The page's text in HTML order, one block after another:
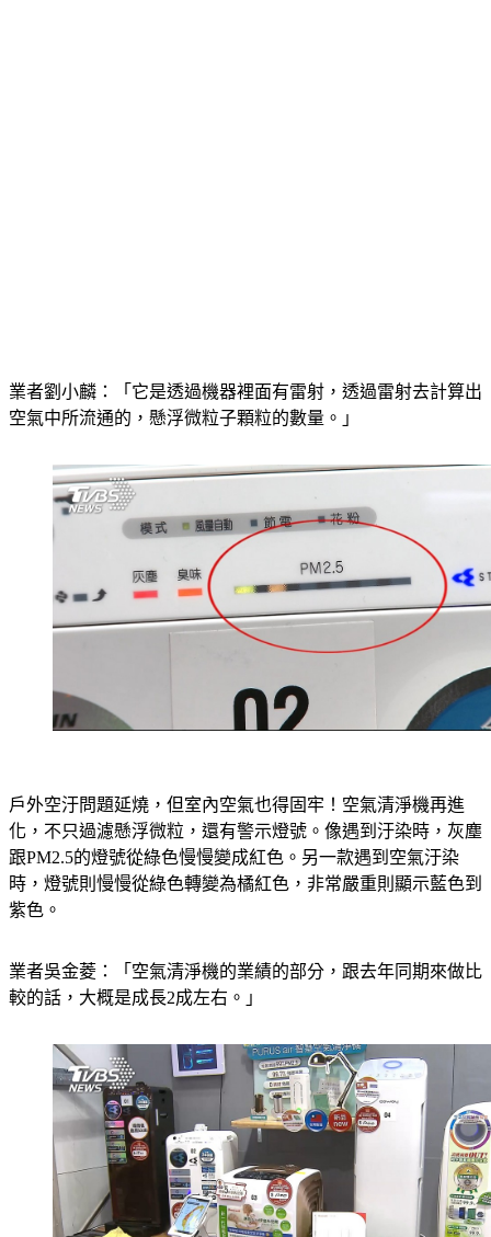
業者劉小麟：「它是透過機器裡面有雷射，透過雷射去計算出
空氣中所流通的，懸浮微粒子顆粒的數量。」
戶外空汙問題延燒，但室內空氣也得固牢！空氣清淨機再進
化，不只過濾懸浮微粒，還有警示燈號。像遇到汙染時，灰塵
跟PM2.5的燈號從綠色慢慢變成紅色。另一款遇到空氣汙染
時，燈號則慢慢從綠色轉變為橘紅色，非常嚴重則顯示藍色到
紫色。
業者吳金菱：「空氣清淨機的業績的部分，跟去年同期來做比
較的話，大概是成長2成左右。」